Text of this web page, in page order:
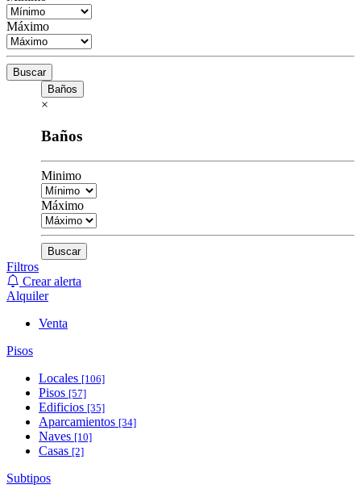
Máximo
Buscar
Baños
×
Baños
Minimo
Máximo
Buscar
Filtros
Crear alerta
Alquiler
Venta
Pisos
Locales [106]
Pisos [57]
Edificios [35]
Aparcamientos [34]
Naves [10]
Casas [2]
Subtipos